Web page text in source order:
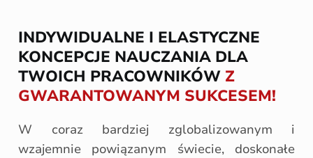
INDYWIDUALNE I ELASTYCZNE
KONCEPCJE NAUCZANIA DLA
TWOICH PRACOWNIKÓW Z
GWARANTOWANYM SUKCESEM!
W coraz bardziej zglobalizowanym i
wzajemnie powiązanym świecie, doskonałe